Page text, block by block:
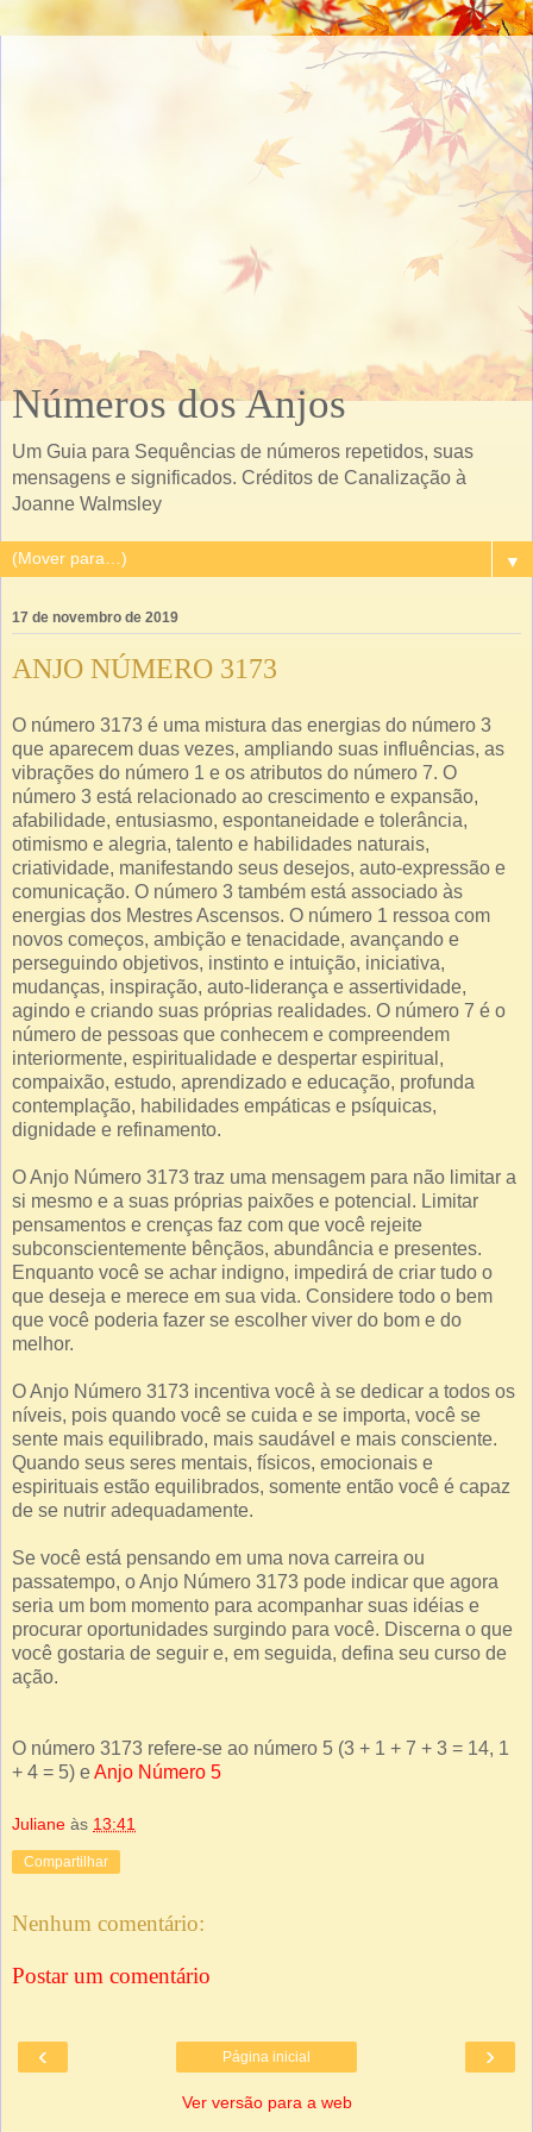
Números dos Anjos
Um Guia para Sequências de números repetidos, suas
mensagens e significados. Créditos de Canalização à
Joanne Walmsley
▼
17 de novembro de 2019
ANJO NÚMERO 3173
O número 3173 é uma mistura das energias do número 3
que aparecem duas vezes, ampliando suas influências, as
vibrações do número 1 e os atributos do número 7. O
número 3 está relacionado ao crescimento e expansão,
afabilidade, entusiasmo, espontaneidade e tolerância,
otimismo e alegria, talento e habilidades naturais,
criatividade, manifestando seus desejos, auto-expressão e
comunicação. O número 3 também está associado às
energias dos Mestres Ascensos. O número 1 ressoa com
novos começos, ambição e tenacidade, avançando e
perseguindo objetivos, instinto e intuição, iniciativa,
mudanças, inspiração, auto-liderança e assertividade,
agindo e criando suas próprias realidades. O número 7 é o
número de pessoas que conhecem e compreendem
interiormente, espiritualidade e despertar espiritual,
compaixão, estudo, aprendizado e educação, profunda
contemplação, habilidades empáticas e psíquicas,
dignidade e refinamento.
O Anjo Número 3173 traz uma mensagem para não limitar a
si mesmo e a suas próprias paixões e potencial. Limitar
pensamentos e crenças faz com que você rejeite
subconscientemente bênçãos, abundância e presentes.
Enquanto você se achar indigno, impedirá de criar tudo o
que deseja e merece em sua vida. Considere todo o bem
que você poderia fazer se escolher viver do bom e do
melhor.
O Anjo Número 3173 incentiva você à se dedicar a todos os
níveis, pois quando você se cuida e se importa, você se
sente mais equilibrado, mais saudável e mais consciente.
Quando seus seres mentais, físicos, emocionais e
espirituais estão equilibrados, somente então você é capaz
de se nutrir adequadamente.
Se você está pensando em uma nova carreira ou
passatempo, o Anjo Número 3173 pode indicar que agora
seria um bom momento para acompanhar suas idéias e
procurar oportunidades surgindo para você. Discerna o que
você gostaria de seguir e, em seguida, defina seu curso de
ação.
O número 3173 refere-se ao número 5 (3 + 1 + 7 + 3 = 14, 1
+ 4 = 5) eAnjo Número 5
Juliane às 13:41
Compartilhar
Nenhum comentário:
Postar um comentário
‹ ›
Página inicial
Ver versão para a web